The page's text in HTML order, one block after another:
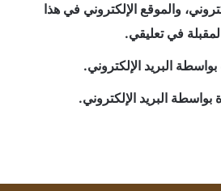
والموقع الإلكتروني في هذا
في تعليقي.
البريد الإلكتروني.
بواسطة البريد الإلكتروني.